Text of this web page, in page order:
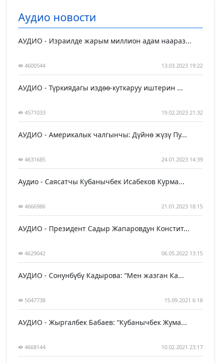
Аудио новости
АУДИО - Израилде жарым миллион адам наараз...
4600544 13.03.2023 19:22
АУДИО - Түркиядагы издөө-куткаруу иштерин ...
4571033 19.02.2023 21:32
АУДИО - Америкалык чалгынчы: Дүйнө жүзү Пу...
4631685 24.01.2023 14:39
Аудио - Саясатчы Кубанычбек Исабеков Курма...
4666986 21.01.2023 18:15
АУДИО - Президент Садыр Жапаровдун Констит...
4629042 06.05.2022 13:15
АУДИО - Сонунбүбү Кадырова: “Мен жазган Ка...
5047738 15.09.2021 6:18
АУДИО - Жыргалбек Бабаев: “Кубанычбек Жума...
4668144 10.02.2021 23:17